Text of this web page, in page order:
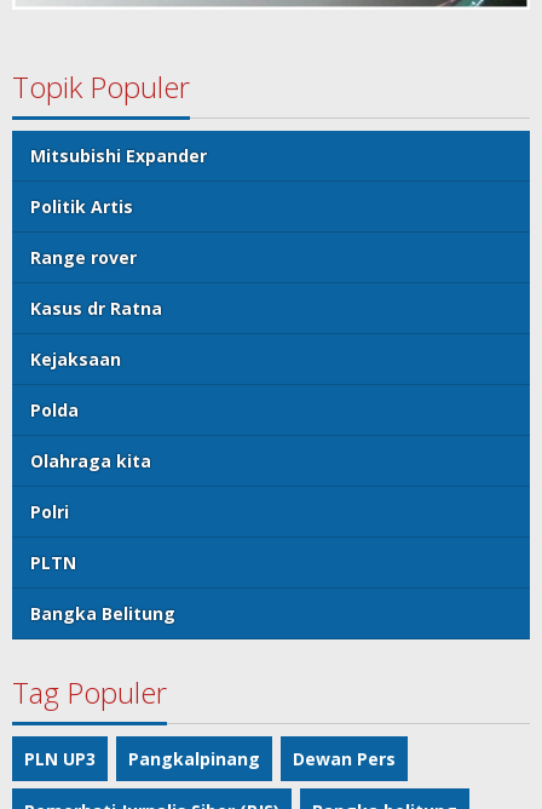
Topik Populer
Mitsubishi Expander
Politik Artis
Range rover
Kasus dr Ratna
Kejaksaan
Polda
Olahraga kita
Polri
PLTN
Bangka Belitung
Tag Populer
PLN UP3 Pangkalpinang Dewan Pers